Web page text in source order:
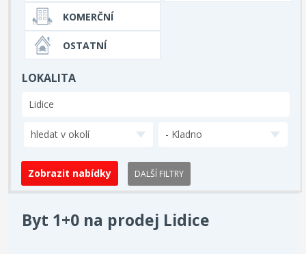
KOMERČNÍ
OSTATNÍ
LOKALITA
hledat v okolí - Kladno
DALŠÍ FILTRY
Byt 1+0 na prodej Lidice